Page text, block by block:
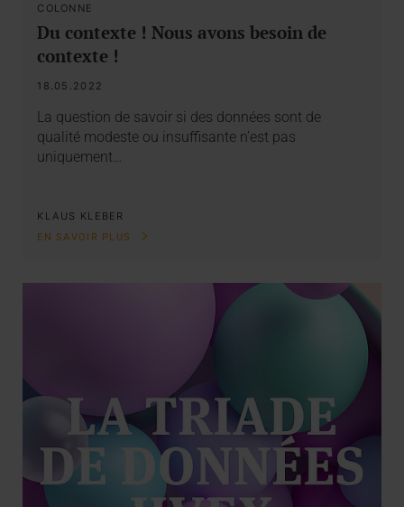
COLONNE
Du contexte ! Nous avons besoin de
contexte !
18.05.2022
La question de savoir si des données sont de
qualité modeste ou insuffisante n’est pas
uniquement…
KLAUS KLEBER
EN SAVOIR PLUS